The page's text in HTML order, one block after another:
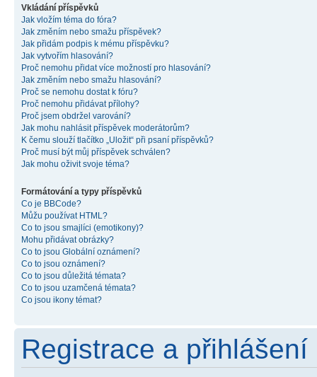
Vkládání příspěvků
Jak vložím téma do fóra?
Jak změním nebo smažu příspěvek?
Jak přidám podpis k mému příspěvku?
Jak vytvořím hlasování?
Proč nemohu přidat více možností pro hlasování?
Jak změním nebo smažu hlasování?
Proč se nemohu dostat k fóru?
Proč nemohu přidávat přílohy?
Proč jsem obdržel varování?
Jak mohu nahlásit příspěvek moderátorům?
K čemu slouží tlačítko „Uložit“ při psaní příspěvků?
Proč musí být můj příspěvek schválen?
Jak mohu oživit svoje téma?
Formátování a typy příspěvků
Co je BBCode?
Můžu používat HTML?
Co to jsou smajlíci (emotikony)?
Mohu přidávat obrázky?
Co to jsou Globální oznámení?
Co to jsou oznámení?
Co to jsou důležitá témata?
Co to jsou uzamčená témata?
Co jsou ikony témat?
Registrace a přihlášení